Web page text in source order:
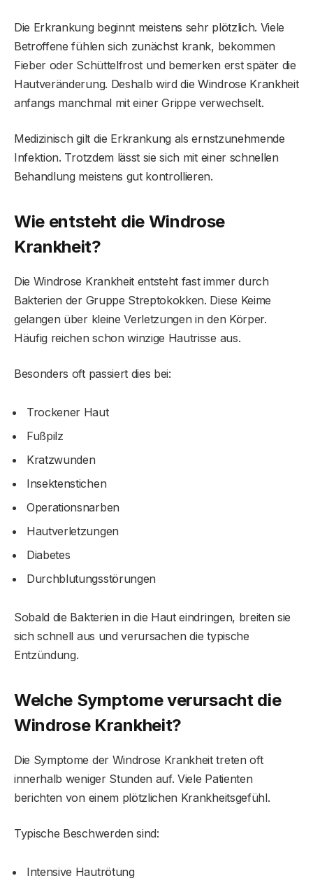
Die Erkrankung beginnt meistens sehr plötzlich. Viele
Betroffene fühlen sich zunächst krank, bekommen
Fieber oder Schüttelfrost und bemerken erst später die
Hautveränderung. Deshalb wird die Windrose Krankheit
anfangs manchmal mit einer Grippe verwechselt.
Medizinisch gilt die Erkrankung als ernstzunehmende
Infektion. Trotzdem lässt sie sich mit einer schnellen
Behandlung meistens gut kontrollieren.
Wie entsteht die Windrose
Krankheit?
Die Windrose Krankheit entsteht fast immer durch
Bakterien der Gruppe Streptokokken. Diese Keime
gelangen über kleine Verletzungen in den Körper.
Häufig reichen schon winzige Hautrisse aus.
Besonders oft passiert dies bei:
Trockener Haut
Fußpilz
Kratzwunden
Insektenstichen
Operationsnarben
Hautverletzungen
Diabetes
Durchblutungsstörungen
Sobald die Bakterien in die Haut eindringen, breiten sie
sich schnell aus und verursachen die typische
Entzündung.
Welche Symptome verursacht die
Windrose Krankheit?
Die Symptome der Windrose Krankheit treten oft
innerhalb weniger Stunden auf. Viele Patienten
berichten von einem plötzlichen Krankheitsgefühl.
Typische Beschwerden sind:
Intensive Hautrötung